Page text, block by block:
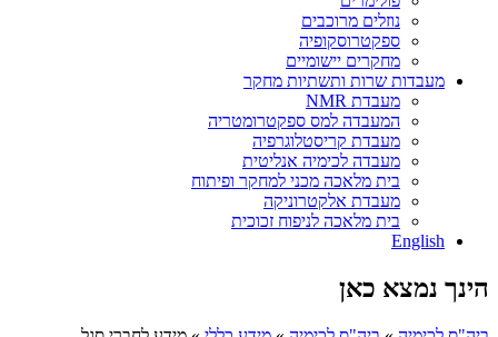
נוזלים מרוכבים
ספקטרוסקופיה
מחקרים יישומיים
מעבדות שרות ותשתיות מחקר
מעבדת NMR
המעבדה למס ספקטרומטריה
מעבדת קריסטלוגרפיה
מעבדה לכימיה אנליטית
בית מלאכה מכני למחקר ופיתוח
מעבדת אלקטרוניקה
בית מלאכה לניפוח זכוכית
English
הינך נמצא כאן